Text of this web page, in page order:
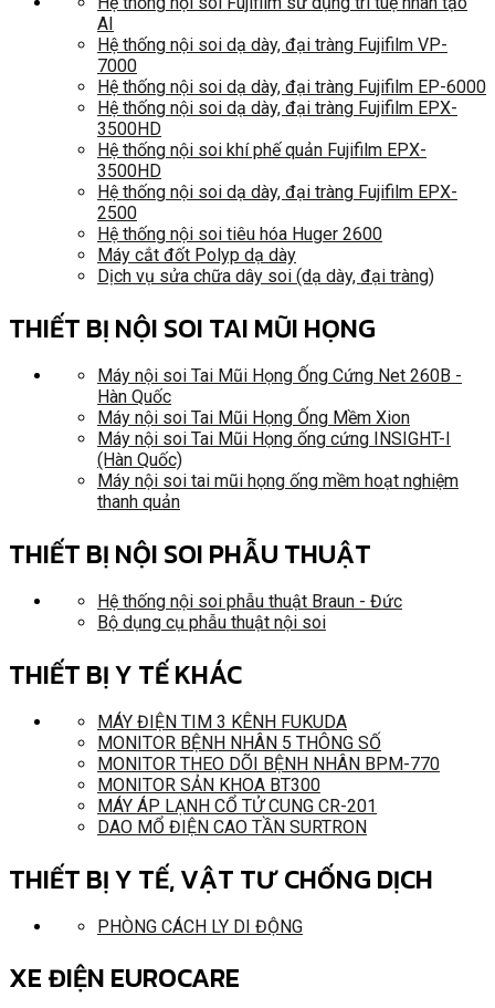
AI
Hệ thống nội soi dạ dày, đại tràng Fujifilm VP-
7000
Hệ thống nội soi dạ dày, đại tràng Fujifilm EP-6000
Hệ thống nội soi dạ dày, đại tràng Fujifilm EPX-
3500HD
Hệ thống nội soi khí phế quản Fujifilm EPX-
3500HD
Hệ thống nội soi dạ dày, đại tràng Fujifilm EPX-
2500
Hệ thống nội soi tiêu hóa Huger 2600
Máy cắt đốt Polyp dạ dày
Dịch vụ sửa chữa dây soi (dạ dày, đại tràng)
THIẾT BỊ NỘI SOI TAI MŨI HỌNG
Máy nội soi Tai Mũi Họng Ống Cứng Net 260B -
Hàn Quốc
Máy nội soi Tai Mũi Họng Ống Mềm Xion
Máy nội soi Tai Mũi Họng ống cứng INSIGHT-I
(Hàn Quốc)
Máy nội soi tai mũi họng ống mềm hoạt nghiệm
thanh quản
THIẾT BỊ NỘI SOI PHẪU THUẬT
Hệ thống nội soi phẫu thuật Braun - Đức
Bộ dụng cụ phẫu thuật nội soi
THIẾT BỊ Y TẾ KHÁC
MÁY ĐIỆN TIM 3 KÊNH FUKUDA
MONITOR BỆNH NHÂN 5 THÔNG SỐ
MONITOR THEO DÕI BỆNH NHÂN BPM-770
MONITOR SẢN KHOA BT300
MÁY ÁP LẠNH CỔ TỬ CUNG CR-201
DAO MỔ ĐIỆN CAO TẦN SURTRON
THIẾT BỊ Y TẾ, VẬT TƯ CHỐNG DỊCH
PHÒNG CÁCH LY DI ĐỘNG
XE ĐIỆN EUROCARE